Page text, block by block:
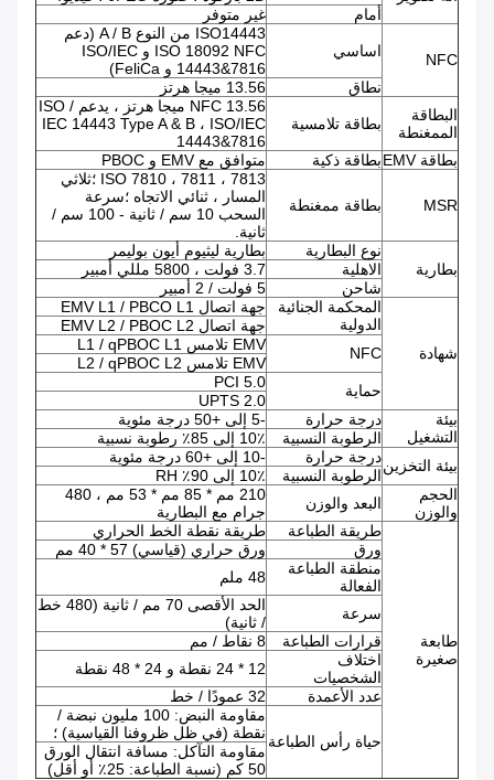
أمام
غير متوفر
NFC اساسي
ISO14443 من النوع A / B (دعم
ISO 18092 NFC و ISO/IEC
14443&7816 و FeliCa)
نطاق
13.56 ميجا هرتز
البطاقة
الممغنطة
بطاقة تلامسية
NFC 13.56 ميجا هرتز ، يدعم ISO /
IEC 14443 Type A & B ، ISO/IEC
14443&7816
بطاقة EMV
بطاقة ذكية متوافق مع EMV و PBOC
MSR بطاقة ممغنطة
ISO 7810 ، 7811 ، 7813 ؛ثلاثي
المسار ، ثنائي الاتجاه ؛سرعة
السحب 10 سم / ثانية - 100 سم /
ثانية.
بطارية
نوع البطارية
بطارية ليثيوم أيون بوليمر
الاهلية
3.7 فولت ، 5800 مللي أمبير
شاحن
5 فولت / 2 أمبير
شهادة
المحكمة الجنائية
الدولية
جهة اتصال EMV L1 / PBCO L1
جهة اتصال EMV L2 / PBOC L2
NFC
EMV تلامس L1 / qPBOC L1
EMV تلامس L2 / qPBOC L2
حماية
PCI 5.0
UPTS 2.0
بيئة
التشغيل
درجة حرارة
-5 إلى +50 درجة مئوية
الرطوبة النسبية
10٪ إلى 85٪ رطوبة نسبية
بيئة التخزيندرجة حرارة
-10 إلى +60 درجة مئوية
الرطوبة النسبية
10٪ إلى 90٪ RH
الحجم
والوزن
البعد والوزن
210 مم * 85 مم * 53 مم ، 480
جرام مع البطارية
طابعة
صغيرة
طريقة الطباعة
طريقة نقطة الخط الحراري
ورق
ورق حراري (قياسي) 57 * 40 مم
منطقة الطباعة
الفعالة
48 ملم
سرعة
الحد الأقصى 70 مم / ثانية (480 خط
/ ثانية)
قرارات الطباعة
8 نقاط / مم
اختلاف
الشخصيات
12 * 24 نقطة و 24 * 48 نقطة
عدد الأعمدة
32 عمودًا / خط
حياة رأس الطباعة
مقاومة النبض: 100 مليون نبضة /
نقطة (في ظل ظروفنا القياسية) ؛
مقاومة التآكل: مسافة انتقال الورق
50 كم (نسبة الطباعة: 25٪ أو أقل)